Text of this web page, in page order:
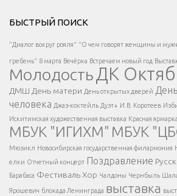
Есть вопрос?
Напишите нам
</span >
Написать
</button >
</div >
БЫСТРЫЙ ПОИСК
"Диалог вокруг рояля" "О чем говорят женщины и
гребень" 8 марта Вечёрка Встречаем новый год
МолодостьДК
ДМШ День матери День открытых дверей
человека Джаз-коктейль Дуэт+ И.В. Коротеев
Искитимская художественная выставка Красная ярмарка
МБУК "ИГИХМ" МБУК
Мюзикл Новосибирская государственная филармония
елки Отчетный концерт Поздравление
Барабаса Фестиваль Хор Чалдоны Чернбыль
Ярошевич блокада Ленинграда выставка